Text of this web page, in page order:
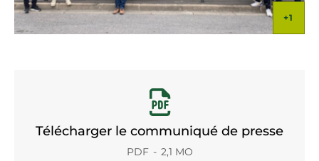
Télécharger le communiqué de presse
PDF 2,1 MO